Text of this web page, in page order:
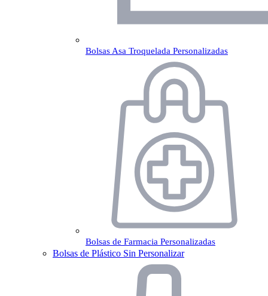
Bolsas Asa Troquelada Personalizadas
Bolsas de Farmacia Personalizadas
Bolsas de Plástico Sin Personalizar